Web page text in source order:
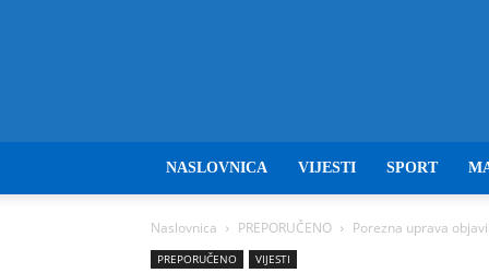
NASLOVNICA VIJESTI SPORT
Naslovnica PREPORUČENO Porezna uprava
PREPORUČENO VIJESTI